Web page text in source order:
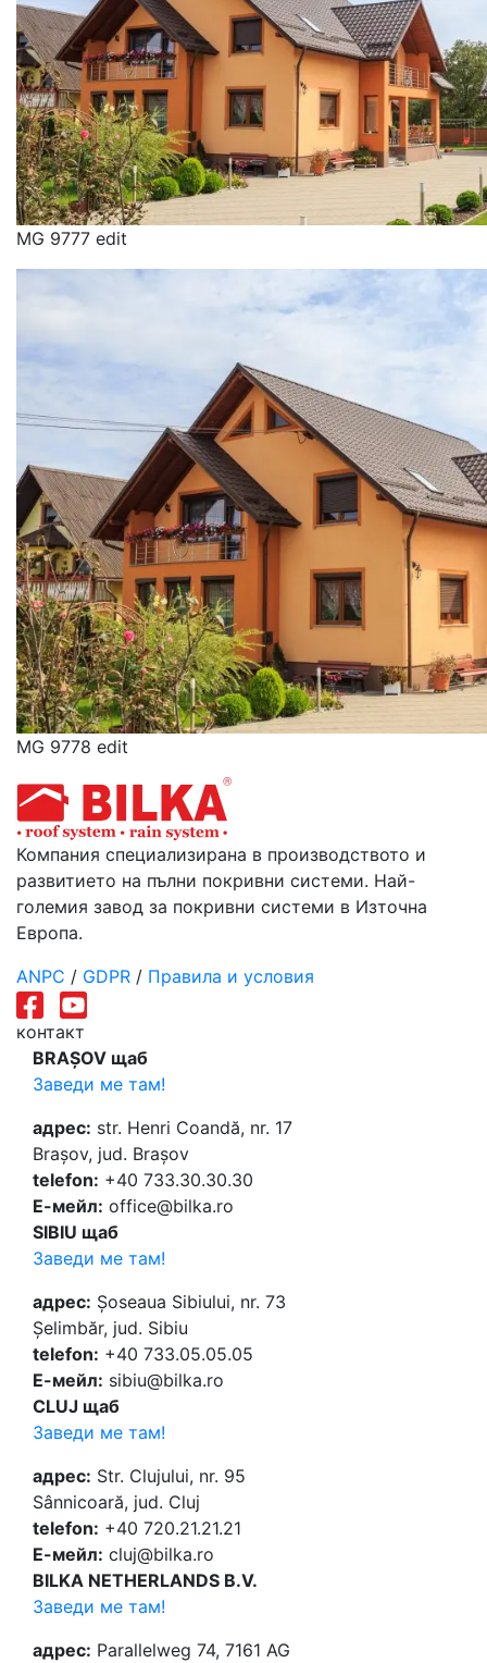
MG 9777 edit
MG 9778 edit
Компания специализирана в производството и
развитието на пълни покривни системи. Най-
големия завод за покривни системи в Източна
Европа.
ANPC / GDPR / Правила и условия
контакт
BRAȘOV щаб
Заведи ме там!
адрес: str. Henri Coandă, nr. 17
Brașov, jud. Brașov
telefon: +40 733.30.30.30
Е-мейл: office@bilka.ro
SIBIU щаб
Заведи ме там!
адрес: Șoseaua Sibiului, nr. 73
Șelimbăr, jud. Sibiu
telefon: +40 733.05.05.05
Е-мейл: sibiu@bilka.ro
CLUJ щаб
Заведи ме там!
адрес: Str. Clujului, nr. 95
Sânnicoară, jud. Cluj
telefon: +40 720.21.21.21
Е-мейл: cluj@bilka.ro
BILKA NETHERLANDS B.V.
Заведи ме там!
адрес: Parallelweg 74, 7161 AG